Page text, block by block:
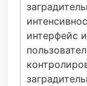
интерфейс